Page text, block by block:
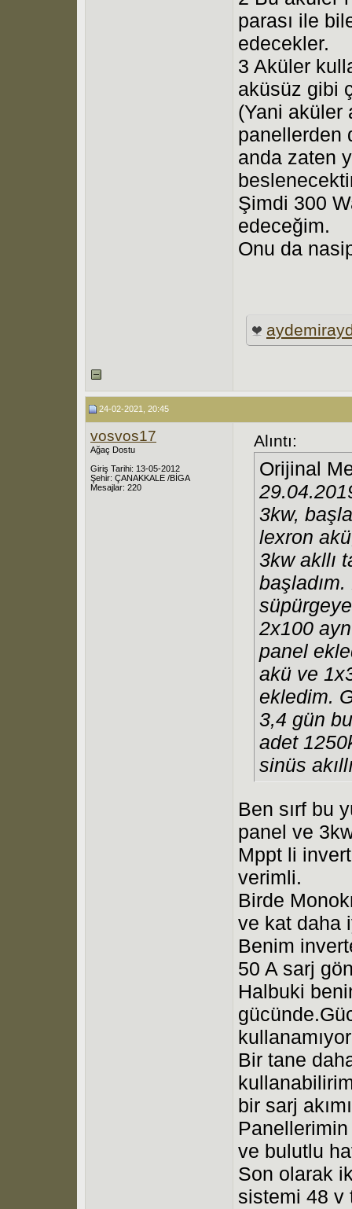
parası ile
edecekler.
3 Aküler
aküsüz gibi
(Yani aküler
panellerden
anda zaten
Şimdi 300
edeceğim.
Onu da
24-02-2021, 20:45
vosvos17
Ağaç Dostu
Giriş Tarihi: 13-05-2012
Şehir: ÇANAKKALE /BİGA
Mesajlar: 220
Alıntı:
Orijinal
3kw,
lexron
3kw akllı
2x100
panel
akü ve
ekledim.
3,4 gün
adet
sinüs
Ben sırf bu
panel ve
Mppt li
verimli.
Birde
ve kat daha
Benim
50 A sarj
Halbuki
Bir tane
bir sarj
ve bulutlu
Son olarak
sistemi 48 v